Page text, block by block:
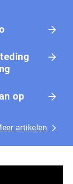
op
artikelen